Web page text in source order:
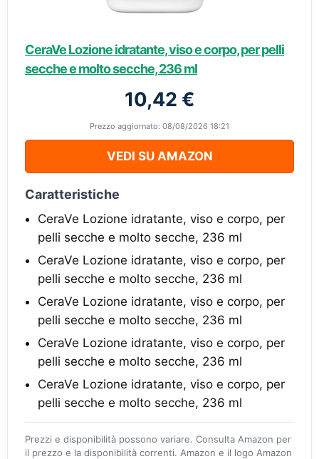
CeraVe Lozione idratante, viso e corpo, per pelli
secche e molto secche, 236 ml
10,42 €
Prezzo aggiornato: 08/08/2026 18:21
VEDI SU AMAZON
Caratteristiche
CeraVe Lozione idratante, viso e corpo, per
pelli secche e molto secche, 236 ml
CeraVe Lozione idratante, viso e corpo, per
pelli secche e molto secche, 236 ml
CeraVe Lozione idratante, viso e corpo, per
pelli secche e molto secche, 236 ml
CeraVe Lozione idratante, viso e corpo, per
pelli secche e molto secche, 236 ml
CeraVe Lozione idratante, viso e corpo, per
pelli secche e molto secche, 236 ml
Prezzi e disponibilità possono variare. Consulta Amazon per
il prezzo e la disponibilità correnti. Amazon e il logo Amazon